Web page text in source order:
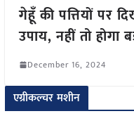
गेहूँ की पत्तियों पर
उपाय, नहीं तो होगा
December 16, 2024
एग्रीकल्चर मशीन